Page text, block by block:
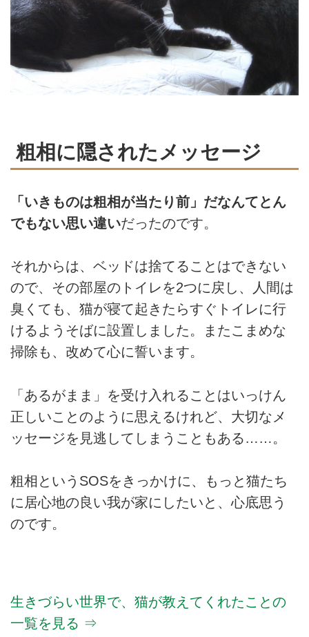
粗相に隠されたメッセージ
「いきものは粗相が当たり前」だなんてとん
でもない思い違いだったのです。
それからは、ベッドは捨てることはできない
ので、その部屋のトイレを2つに戻し、人間は
臭くても、猫が寝て起きたらすぐトイレに行
けるようそばに設置しました。またこまめな
掃除も、改めて心に誓います。
「あるがまま」を受け入れることはいっけん
正しいことのように思えるけれど、大切なメ
ッセージを見逃してしまうこともある……。
粗相というSOSをきっかけに、もっと猫たち
に居心地の良い我が家にしたいと、心底思う
のです。
生きづらい世界で、猫が教えてくれたことの
一覧を見る ⇒